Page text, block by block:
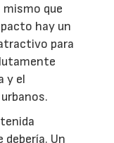
mismo que
hay un
para
y el
debería. Un